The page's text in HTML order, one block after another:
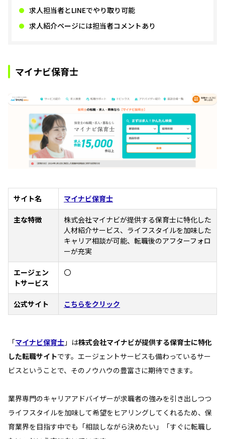
求人担当者とLINEでやり取り可能
求人紹介ページには担当者コメントあり
マイナビ保育士
サイト名 マイナビ保育士
主な特徴
株式会社マイナビが提供する保育士に特化した
人材紹介サービス、ライフスタイルを加味した
キャリア相談が可能、転職後のアフターフォロ
ーが充実
エージェン
トサービス
〇
公式サイト こちらをクリック
「マイナビ保育士 」は株式会社マイナビが提供する保育士に特化
した転職サイトです。エージェントサービスも備わっているサー
ビスということで、そのノウハウの豊富さに期待できます。
業界専門のキャリアアドバイザーが求職者の強みを引き出しつつ
ライフスタイルを加味して希望をヒアリングしてくれるため、保
育業界を目指す中でも「相談しながら決めたい」「すぐに転職し